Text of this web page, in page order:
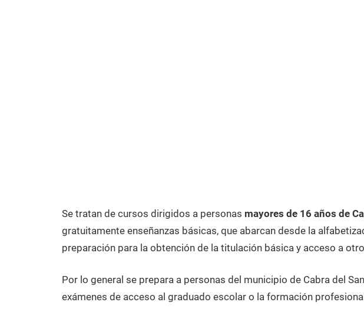
Se tratan de cursos dirigidos a personas mayores de 16 años de
gratuitamente enseñanzas básicas, que abarcan desde la
preparación para la obtención de la titulación básica y acceso a
Por lo general se prepara a personas del municipio de Cabra del
exámenes de acceso al graduado escolar o la formación profesional